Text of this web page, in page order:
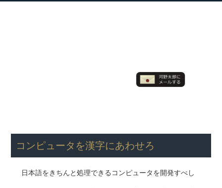
コンピュータを漢字にあわせろ
日本語をきちんと処理できるコンピュータを開発すべし